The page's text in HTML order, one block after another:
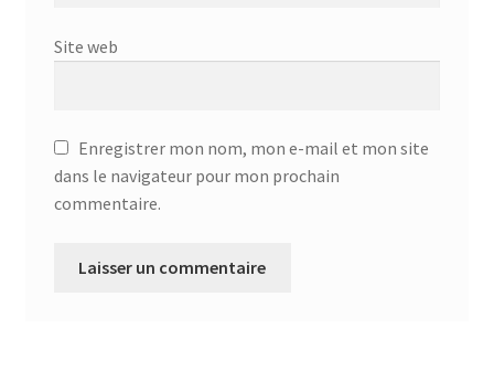
Site web
Enregistrer mon nom, mon e-mail et mon site
dans le navigateur pour mon prochain
commentaire.